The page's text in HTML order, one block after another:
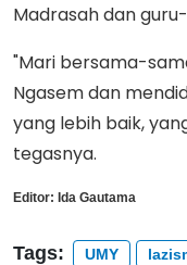
Madrasah dan
"Mari bersama-
Ngasem dan
yang lebih baik,
tegasnya.
Editor: Ida Gautama
Tags: UMY